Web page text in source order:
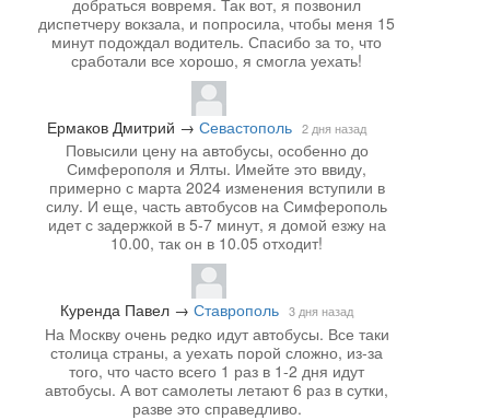
диспетчеру вокзала, и попросила, чтобы меня 15
минут подождал водитель. Спасибо за то, что
сработали все хорошо, я смогла уехать!
Ермаков Дмитрий → Севастополь 2 дня назад
Повысили цену на автобусы, особенно до
Симферополя и Ялты. Имейте это ввиду,
примерно с марта 2024 изменения вступили в
силу. И еще, часть автобусов на Симферополь
идет с задержкой в 5-7 минут, я домой езжу на
10.00, так он в 10.05 отходит!
Куренда Павел→ Ставрополь 3 дня назад
На Москву очень редко идут автобусы. Все таки
столица страны, а уехать порой сложно, из-за
того, что часто всего 1 раз в 1-2 дня идут
автобусы. А вот самолеты летают 6 раз в сутки,
разве это справедливо.